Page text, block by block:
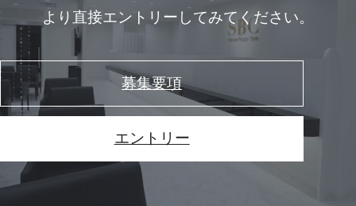
より直接エントリーしてみてください。
募集要項
エントリー